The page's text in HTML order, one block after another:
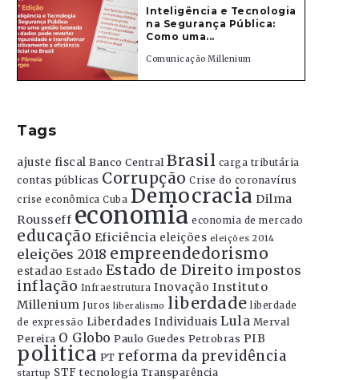
Inteligência e Tecnologia
na Segurança Pública:
Como uma...
Comunicação Millenium
Tags
ajuste fiscal Banco Central Brasil carga tributária
contas públicas Corrupção Crise do coronavírus
crise econômica Cuba Democracia Dilma
Rousseff economia economia de mercado
educação Eficiência eleições eleições 2014
eleições 2018 empreendedorismo
estadao Estado Estado de Direito impostos
inflação Infraestrutura Inovação Instituto
Millenium Juros liberalismo liberdade liberdade
de expressão Liberdades Individuais Lula Merval
Pereira O Globo Paulo Guedes Petrobras PIB
politica PT reforma da previdência
startup STF tecnologia Transparência